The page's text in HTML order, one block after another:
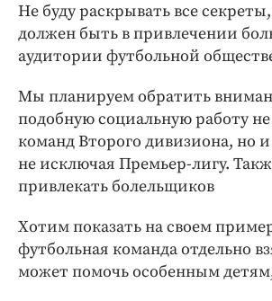
Не буду раскрывать все
должен быть в привлечении
аудитории футбольной
Мы планируем обратить
подобную социальную работу не
команд Второго дивизиона, но
не исключая Премьер-лигу.
привлекать болельщиков
Хотим показать на своем
футбольная команда отдельно
может помочь особенным